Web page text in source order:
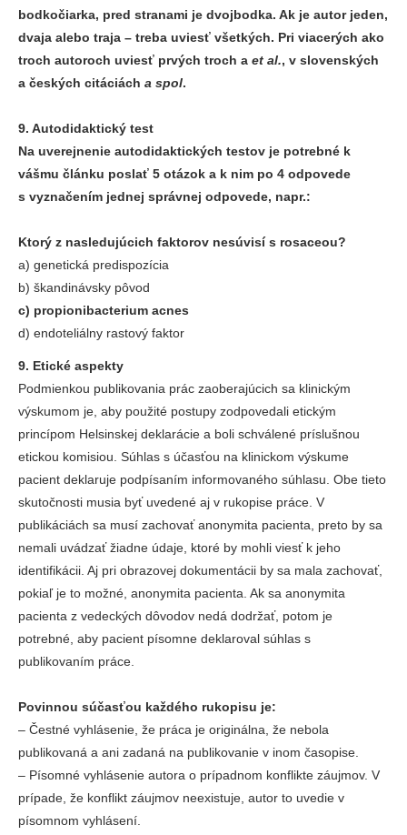
bodkočiarka, pred stranami je dvojbodka. Ak je autor jeden,
dvaja alebo traja – treba uviesť všetkých. Pri viacerých ako
troch autoroch uviesť prvých troch a et al., v slovenských
a českých citáciách a spol.
9. Autodidaktický test
Na uverejnenie autodidaktických testov je potrebné k
vášmu článku poslať 5 otázok a k nim po 4 odpovede
s vyznačením jednej správnej odpovede, napr.:
Ktorý z nasledujúcich faktorov nesúvisí s rosaceou?
a) genetická predispozícia
b) škandinávsky pôvod
c) propionibacterium acnes
d) endoteliálny rastový faktor
9. Etické aspekty
Podmienkou publikovania prác zaoberajúcich sa klinickým
výskumom je, aby použité postupy zodpovedali etickým
princípom Helsinskej deklarácie a boli schválené príslušnou
etickou komisiou. Súhlas s účasťou na klinickom výskume
pacient deklaruje podpísaním informovaného súhlasu. Obe tieto
skutočnosti musia byť uvedené aj v rukopise práce. V
publikáciách sa musí zachovať anonymita pacienta, preto by sa
nemali uvádzať žiadne údaje, ktoré by mohli viesť k jeho
identifikácii. Aj pri obrazovej dokumentácii by sa mala zachovať,
pokiaľ je to možné, anonymita pacienta. Ak sa anonymita
pacienta z vedeckých dôvodov nedá dodržať, potom je
potrebné, aby pacient písomne deklaroval súhlas s
publikovaním práce.
Povinnou súčasťou každého rukopisu je:
‒ Čestné vyhlásenie, že práca je originálna, že nebola
publikovaná a ani zadaná na publikovanie v inom časopise.
‒ Písomné vyhlásenie autora o prípadnom konflikte záujmov. V
prípade, že konflikt záujmov neexistuje, autor to uvedie v
písomnom vyhlásení.